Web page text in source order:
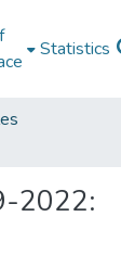
Statistics
2022: